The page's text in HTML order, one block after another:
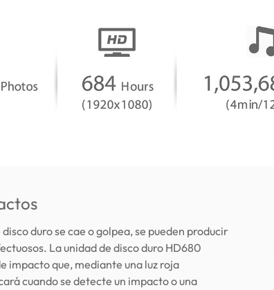
duro se cae o golpea, se pueden producir
La unidad de disco duro HD680
impacto que, mediante una luz roja
cuando se detecte un impacto o una